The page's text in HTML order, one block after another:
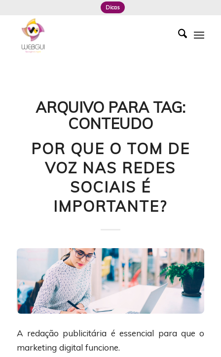
Dicas
ARQUIVO PARA TAG:
CONTEUDO
POR QUE O TOM DE
VOZ NAS REDES
SOCIAIS É
IMPORTANTE?
A redação publicitária é essencial para que o
marketing digital funcione.